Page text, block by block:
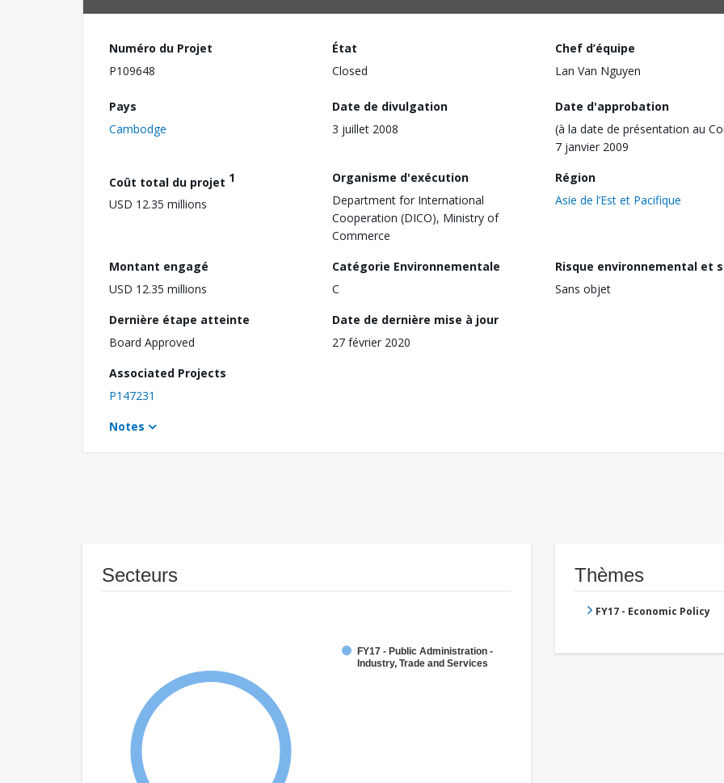
Numéro du Projet
P109648
État
Closed
Chef d’équipe
Lan Van Nguyen
Pays
Cambodge
Date de divulgation
3 juillet 2008
Date d'approbation
(à la date de présentation au
7 janvier 2009
Coût total du projet 1
USD 12.35 millions
Organisme d'exécution
Department for International
Cooperation (DICO), Ministry of
Commerce
Région
Asie de l’Est et Pacifique
Montant engagé
USD 12.35 millions
Catégorie Environnementale
C
Risque environnemental et
Sans objet
Dernière étape atteinte
Board Approved
Date de dernière mise à jour
27 février 2020
Associated Projects
P147231
Notes
Secteurs
FY17 - Public Administration -
Industry, Trade and Services
Thèmes
FY17 - Economic Policy